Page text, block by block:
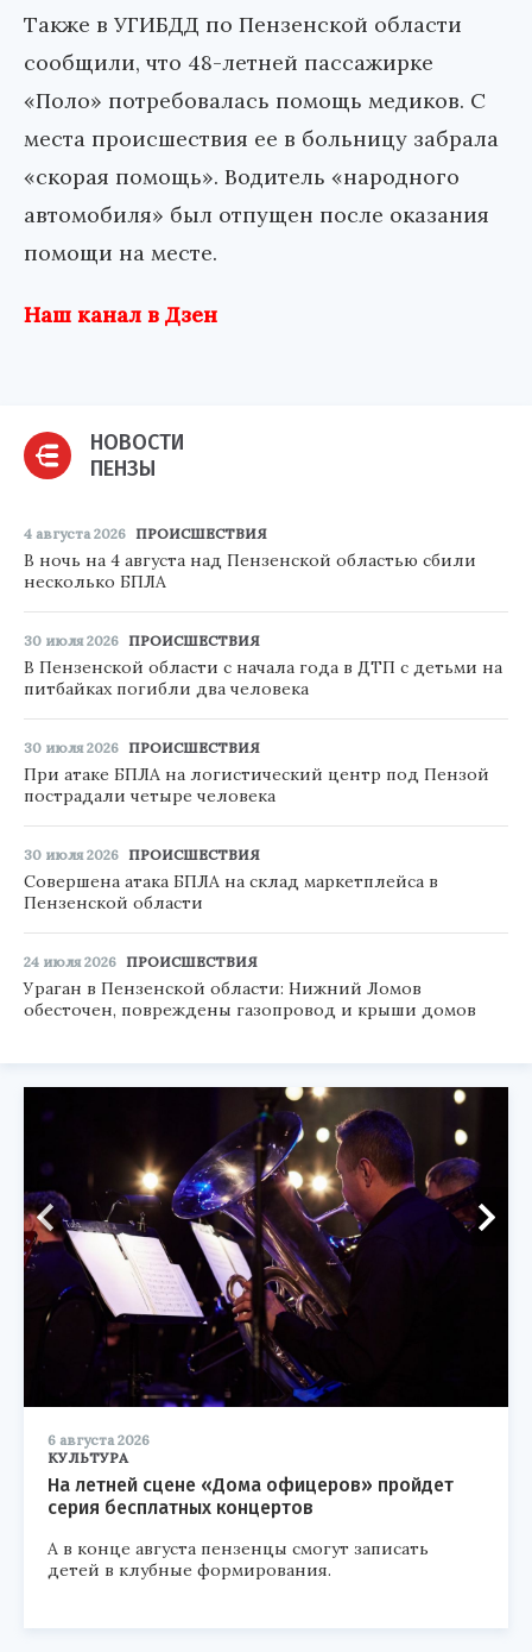
Также в УГИБДД по Пензенской области
сообщили, что 48-летней пассажирке
«Поло» потребовалась помощь медиков. С
места происшествия ее в больницу забрала
«скорая помощь». Водитель «народного
автомобиля» был отпущен после оказания
помощи на месте.
Наш канал в Дзен
НОВОСТИ
ПЕНЗЫ
4 августа 2026 ПРОИСШЕСТВИЯ
В ночь на 4 августа над Пензенской областью сбили
несколько БПЛА
30 июля 2026 ПРОИСШЕСТВИЯ
В Пензенской области с начала года в ДТП с детьми на
питбайках погибли два человека
30 июля 2026 ПРОИСШЕСТВИЯ
При атаке БПЛА на логистический центр под Пензой
пострадали четыре человека
30 июля 2026 ПРОИСШЕСТВИЯ
Совершена атака БПЛА на склад маркетплейса в
Пензенской области
24 июля 2026 ПРОИСШЕСТВИЯ
Ураган в Пензенской области: Нижний Ломов
обесточен, повреждены газопровод и крыши домов
6 августа 2026
КУЛЬТУРА
На летней сцене «Дома офицеров» пройдет
серия бесплатных концертов
А в конце августа пензенцы смогут записать
детей в клубные формирования.